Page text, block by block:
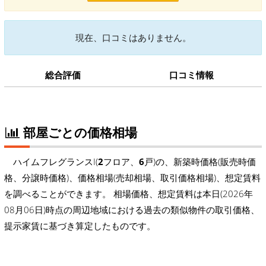
現在、口コミはありません。
総合評価 口コミ情報
部屋ごとの価格相場
ハイムフレグランスI(2フロア、 6戸)の、新築時価格(販売時価
格、分譲時価格)、価格相場(売却相場、取引価格相場)、想定賃料
を調べることができます。 相場価格、想定賃料は本日(2026年
08月06日)時点の周辺地域における過去の類似物件の取引価格、
提示家賃に基づき算定したものです。